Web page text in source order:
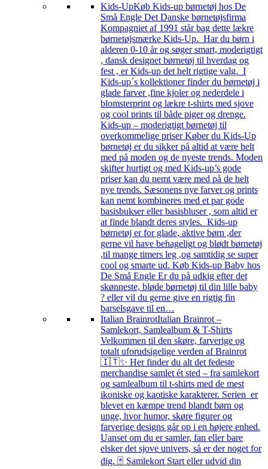
Kids-UpKøb Kids-up børnetøj hos De
Små Engle Det Danske børnetøjsfirma
Kompagniet af 1991 står bag dette lækre
børnetøjsmærke Kids-Up. Har du børn i
alderen 0-10 år og søger smart, moderigtigt
, dansk designet børnetøj til hverdag og
fest , er Kids-up det helt rigtige valg. I
Kids-up´s kollektioner finder du børnetøj i
glade farver ,fine kjoler og nederdele i
blomsterprint og lækre t-shirts med sjove
og cool prints til både piger og drenge.
Kids-up – moderigtigt børnetøj til
overkommelige priser Køber du Kids-Up
børnetøj er du sikker på altid at være helt
med på moden og de nyeste trends. Moden
skifter hurtigt og med Kids-up’s gode
priser kan du nemt være med på de helt
nye trends. Sæsonens nye farver og prints
kan nemt kombineres med et par gode
basisbukser eller basisbluser , som altid er
at finde blandt deres styles. Kids-up
børnetøj er for glade, aktive børn ,der
gerne vil have behageligt og blødt børnetøj
,til mange timers leg ,og samtidig se super
cool og smarte ud. Køb Kids-up Baby hos
De Små Engle Er du på udkig efter det
skønneste, bløde børnetøj til din lille baby
? eller vil du gerne give en rigtig fin
barselsgave til en…
Italian BrainrotItalian Brainrot –
Samlekort, Samlealbum & T-Shirts
Velkommen til den skøre, farverige og
totalt uforudsigelige verden af Brainrot
🇮🇹✨ Her finder du alt det fedeste
merchandise samlet ét sted – fra samlekort
og samlealbum til t-shirts med de mest
ikoniske og kaotiske karakterer. Serien er
blevet en kæmpe trend blandt børn og
unge, hvor humor, skøre figurer og
farverige designs går op i en højere enhed.
Uanset om du er samler, fan eller bare
elsker det sjove univers, så er der noget for
dig. 🃏 Samlekort Start eller udvid din